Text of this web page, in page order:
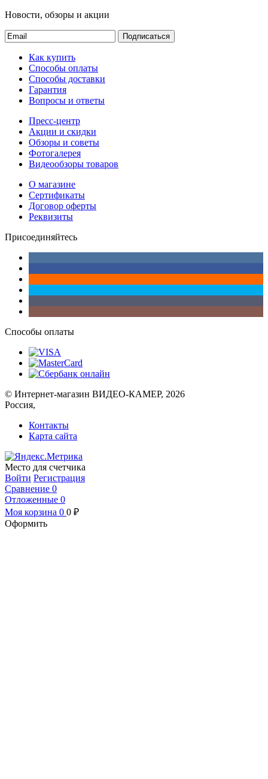
Новости, обзоры и акции
Подписаться
Как купить
Способы оплаты
Способы доставки
Гарантия
Вопросы и ответы
Пресс-центр
Акции и скидки
Обзоры и советы
Фотогалерея
Видеообзоры товаров
О магазине
Сертификаты
Договор оферты
Реквизиты
Присоединяйтесь
Способы оплаты
© Интернет-магазин ВИДЕО-КАМЕР, 2026
Россия,
Контакты
Карта сайта
Место для счетчика
Войти Регистрация
Сравнение 0
Отложенные 0
Моя корзина 0 0 ₽
Оформить